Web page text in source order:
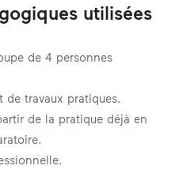
utilisées
de 4 personnes
de travaux pratiques.
de la pratique déjà en